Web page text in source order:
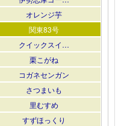
オレンジ芋
関東83号
クイックスイ…
栗こがね
コガネセンガン
さつまいも
里むすめ
すずほっくり